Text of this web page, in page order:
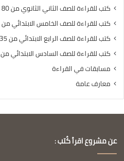
كتب للقراءة للصف الثاني الثانوي من 80 صفحة
كتب للقراءة للصف الخامس الابتدائي من 40 صفحة
كتب للقراءة للصف الرابع الابتدائي من 35 صفحة
كتب للقراءة للصف السادس الابتدائي من 45 صفحة
مسابقات في القراءة
معارف عامة
عن مشروع اقرأ كُتب :